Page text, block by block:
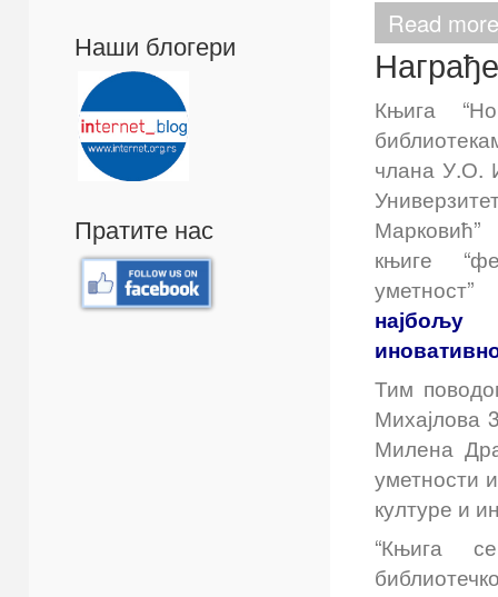
Наши блогери
Пратите нас
Read
Књига
члана У.О.
књиге
најбољу
Тим
Михајлова
Милена
уметности
културе и
“Књига